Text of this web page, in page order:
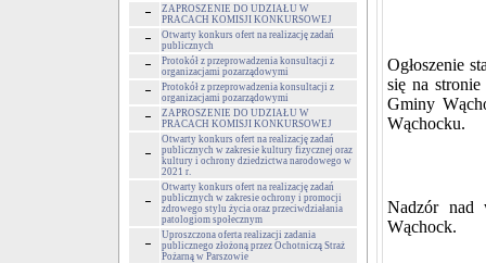
ZAPROSZENIE DO UDZIAŁU W
PRACACH KOMISJI KONKURSOWEJ
Otwarty konkurs ofert na realizację zadań
publicznych
Protokół z przeprowadzenia konsultacji z
organizacjami pozarządowymi
Protokół z przeprowadzenia konsultacji z
organizacjami pozarządowymi
ZAPROSZENIE DO UDZIAŁU W
PRACACH KOMISJI KONKURSOWEJ
Otwarty konkurs ofert na realizację zadań
publicznych w zakresie kultury fizycznej oraz
kultury i ochrony dziedzictwa narodowego w
2021 r.
Otwarty konkurs ofert na realizację zadań
publicznych w zakresie ochrony i promocji
zdrowego stylu życia oraz przeciwdziałania
patologiom społecznym
Uproszczona oferta realizacji zadania
publicznego złożoną przez Ochotniczą Straż
Pożarną w Parszowie
Ogłoszenie
się na
Gminy
Wąchocku.
Nadzór nad
Wąchock.